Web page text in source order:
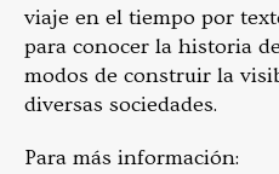
viaje en el tiempo por
para conocer la historia
modos de construir la
diversas sociedades.
Para más información: